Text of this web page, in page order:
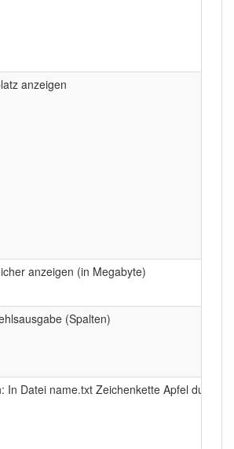
anzeigen
anzeigen (in Megabyte)
(Spalten)
In Datei name.txt Zeichenkette Apfel durch